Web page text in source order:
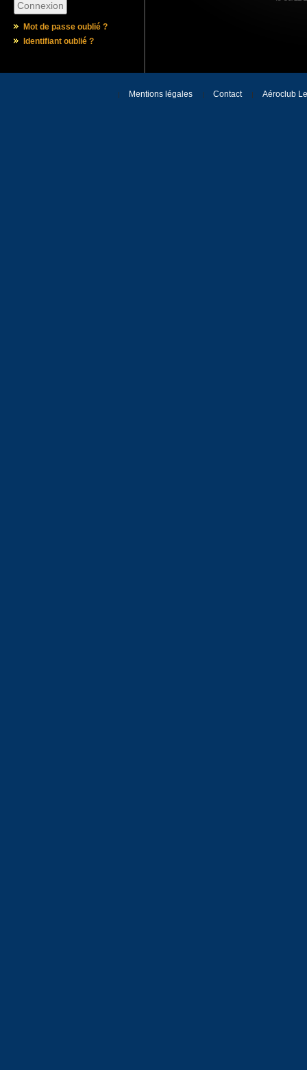
Mot de passe oublié ?
Identifiant oublié ?
Mentions légales Contact Aéroclub